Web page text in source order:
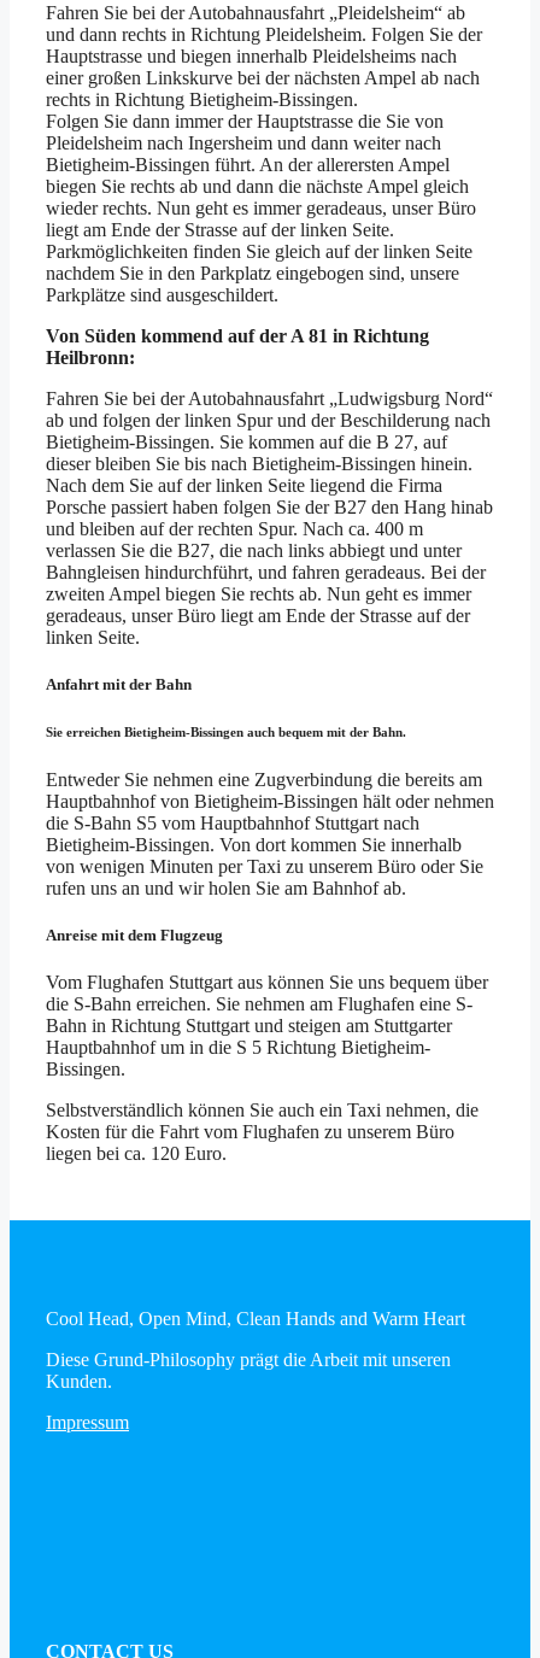
Fahren Sie bei der Autobahnausfahrt „Pleidelsheim“ ab
und dann rechts in Richtung Pleidelsheim. Folgen Sie der
Hauptstrasse und biegen innerhalb Pleidelsheims nach
einer großen Linkskurve bei der nächsten Ampel ab nach
rechts in Richtung Bietigheim-Bissingen.
Folgen Sie dann immer der Hauptstrasse die Sie von
Pleidelsheim nach Ingersheim und dann weiter nach
Bietigheim-Bissingen führt. An der allerersten Ampel
biegen Sie rechts ab und dann die nächste Ampel gleich
wieder rechts. Nun geht es immer geradeaus, unser Büro
liegt am Ende der Strasse auf der linken Seite.
Parkmöglichkeiten finden Sie gleich auf der linken Seite
nachdem Sie in den Parkplatz eingebogen sind, unsere
Parkplätze sind ausgeschildert.
Von Süden kommend auf der A 81 in Richtung
Heilbronn:
Fahren Sie bei der Autobahnausfahrt „Ludwigsburg Nord“
ab und folgen der linken Spur und der Beschilderung nach
Bietigheim-Bissingen. Sie kommen auf die B 27, auf
dieser bleiben Sie bis nach Bietigheim-Bissingen hinein.
Nach dem Sie auf der linken Seite liegend die Firma
Porsche passiert haben folgen Sie der B27 den Hang hinab
und bleiben auf der rechten Spur. Nach ca. 400 m
verlassen Sie die B27, die nach links abbiegt und unter
Bahngleisen hindurchführt, und fahren geradeaus. Bei der
zweiten Ampel biegen Sie rechts ab. Nun geht es immer
geradeaus, unser Büro liegt am Ende der Strasse auf der
linken Seite.
Anfahrt mit der Bahn
Sie erreichen Bietigheim-Bissingen auch bequem mit der Bahn.
Entweder Sie nehmen eine Zugverbindung die bereits am
Hauptbahnhof von Bietigheim-Bissingen hält oder nehmen
die S-Bahn S5 vom Hauptbahnhof Stuttgart nach
Bietigheim-Bissingen. Von dort kommen Sie innerhalb
von wenigen Minuten per Taxi zu unserem Büro oder Sie
rufen uns an und wir holen Sie am Bahnhof ab.
Anreise mit dem Flugzeug
Vom Flughafen Stuttgart aus können Sie uns bequem über
die S-Bahn erreichen. Sie nehmen am Flughafen eine S-
Bahn in Richtung Stuttgart und steigen am Stuttgarter
Hauptbahnhof um in die S 5 Richtung Bietigheim-
Bissingen.
Selbstverständlich können Sie auch ein Taxi nehmen, die
Kosten für die Fahrt vom Flughafen zu unserem Büro
liegen bei ca. 120 Euro.
Cool Head, Open Mind, Clean Hands and Warm Heart
Diese Grund-Philosophy prägt die Arbeit mit unseren
Kunden.
Impressum
CONTACT US